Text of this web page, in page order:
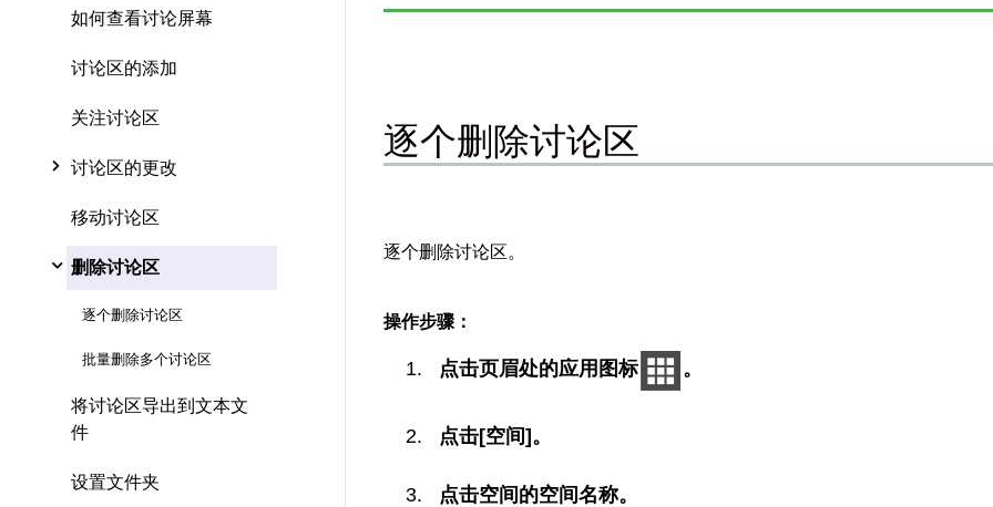
如何查看讨论屏幕
讨论区的添加
关注讨论区
讨论区的更改
移动讨论区
删除讨论区
逐个删除讨论区
批量删除多个讨论区
将讨论区导出到文本文
件
设置文件夹
逐个删除讨论区
逐个删除讨论区。
操作步骤：
点击页眉处的应用图标 。
点击[空间]。
点击空间的空间名称。